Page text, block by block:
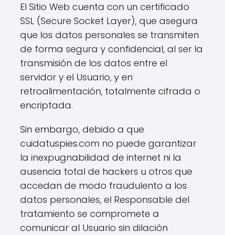
El Sitio Web cuenta con un certificado
SSL (Secure Socket Layer), que asegura
que los datos personales se transmiten
de forma segura y confidencial, al ser la
transmisión de los datos entre el
servidor y el Usuario, y en
retroalimentación, totalmente cifrada o
encriptada.
Sin embargo, debido a que
cuidatuspies.com no puede garantizar
la inexpugnabilidad de internet ni la
ausencia total de hackers u otros que
accedan de modo fraudulento a los
datos personales, el Responsable del
tratamiento se compromete a
comunicar al Usuario sin dilación